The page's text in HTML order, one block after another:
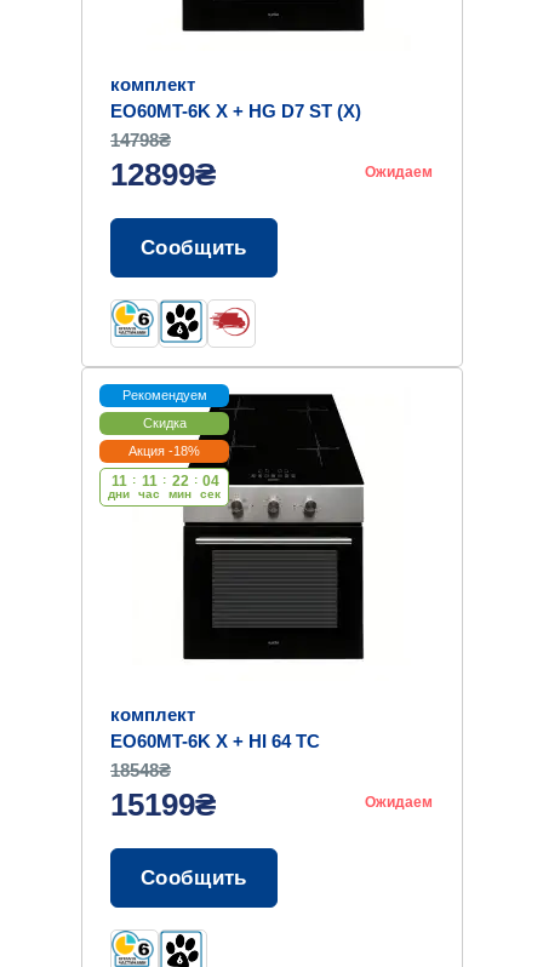
комплект
EO60MT-6K X + HG D7 ST (X)
14798₴
12899₴ Ожидаем
Сообщить
Рекомендуем
Скидка
Акция -18%
11
дни
: 11
час
: 22
мин
: 03
cек
комплект
EO60MT-6K X + HI 64 TC
18548₴
15199₴ Ожидаем
Сообщить